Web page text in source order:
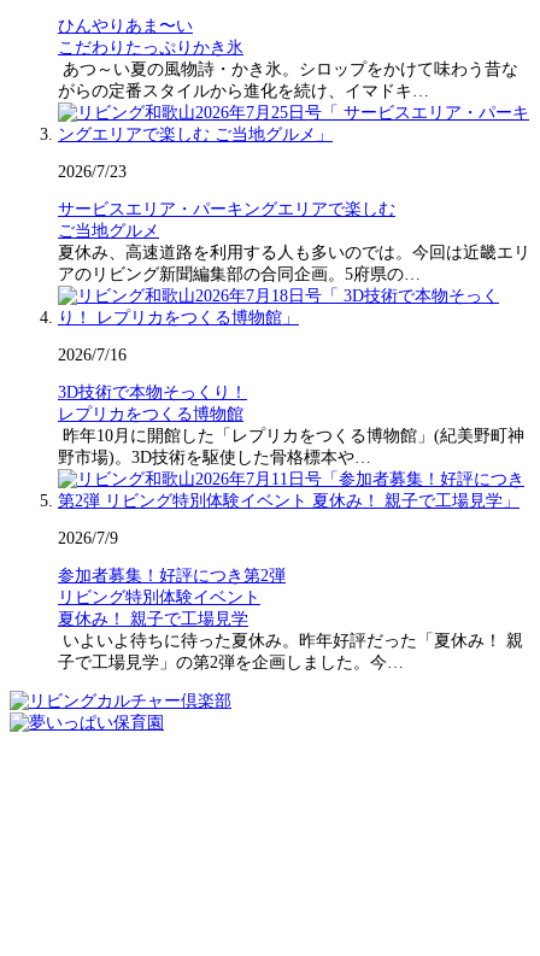
ひんやりあま〜い
こだわりたっぷりかき氷
あつ～い夏の風物詩・かき氷。シロップをかけて味わう昔な
がらの定番スタイルから進化を続け、イマドキ…
2026/7/23
サービスエリア・パーキングエリアで楽しむ
ご当地グルメ
夏休み、高速道路を利用する人も多いのでは。今回は近畿エリ
アのリビング新聞編集部の合同企画。5府県の…
2026/7/16
3D技術で本物そっくり！
レプリカをつくる博物館
昨年10月に開館した「レプリカをつくる博物館」(紀美野町神
野市場)。3D技術を駆使した骨格標本や…
2026/7/9
参加者募集！好評につき第2弾
リビング特別体験イベント
夏休み！ 親子で工場見学
いよいよ待ちに待った夏休み。昨年好評だった「夏休み！ 親
子で工場見学」の第2弾を企画しました。今…